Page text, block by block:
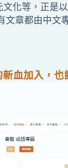
化等，正是
文章都由中文
血加入，